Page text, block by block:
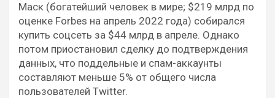
Маск (богатейший человек в мире; $219 млрд по
оценке Forbes на апрель 2022 года) собирался
купить соцсеть за $44 млрд в апреле. Однако
потом приостановил сделку до подтверждения
данных, что поддельные и спам-аккаунты
составляют меньше 5% от общего числа
пользователей Twitter.